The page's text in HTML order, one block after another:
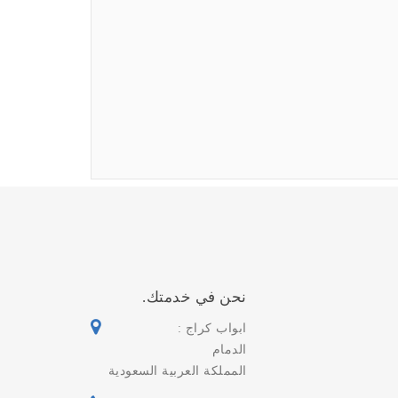
نحن في خدمتك.
ابواب كراج :
الدمام
المملكة العربية السعودية